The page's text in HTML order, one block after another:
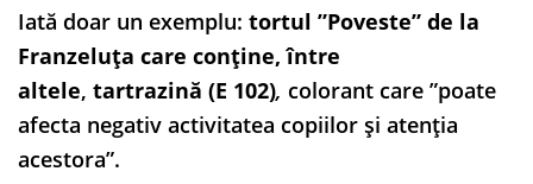
Iată doar un exemplu: tortul ”Poveste” de la
Franzeluța care conține, între
altele, tartrazină (E 102), colorant care ”poate
afecta negativ activitatea copiilor şi atenția
acestora”.